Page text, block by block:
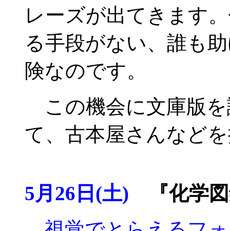
レーズが出てきます
る手段がない、誰も
険なのです。
この機会に文庫版
て、古本屋さんなど
5月26日(土) 『化学